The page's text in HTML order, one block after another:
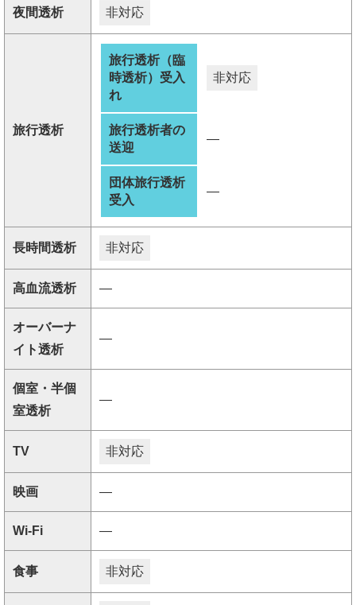
夜間透析 非対応
旅行透析
旅行透析（臨
時透析）受入
れ
非対応
旅行透析者の
送迎
―
団体旅行透析
受入
―
長時間透析 非対応
高血流透析 ―
オーバーナ
イト透析
―
個室・半個
室透析
―
TV 非対応
映画 ―
Wi-Fi ―
食事 非対応